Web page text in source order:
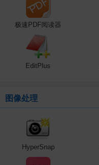
极速PDF阅读器
EditPlus
图像处理
HyperSnap